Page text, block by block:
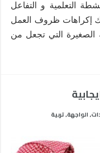
التعلمية و التفاعل
إكراهات ظروف العمل
الصغيرة التي تجعل من
,الواجهة,تربية